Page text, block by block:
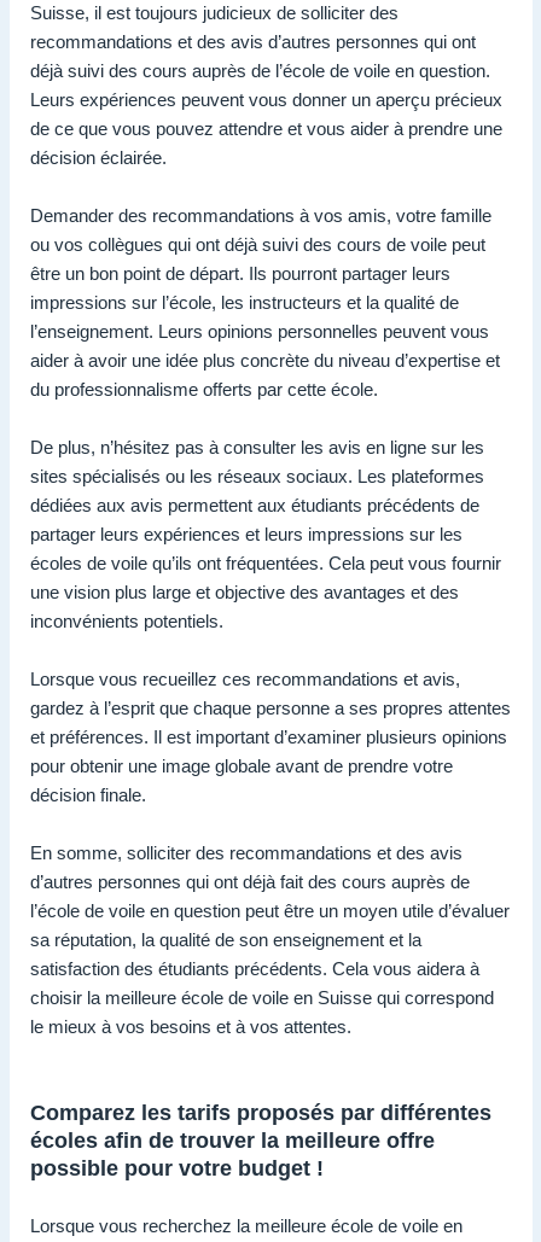
Suisse, il est toujours judicieux de solliciter des
recommandations et des avis d’autres personnes qui ont
déjà suivi des cours auprès de l’école de voile en question.
Leurs expériences peuvent vous donner un aperçu précieux
de ce que vous pouvez attendre et vous aider à prendre une
décision éclairée.
Demander des recommandations à vos amis, votre famille
ou vos collègues qui ont déjà suivi des cours de voile peut
être un bon point de départ. Ils pourront partager leurs
impressions sur l’école, les instructeurs et la qualité de
l’enseignement. Leurs opinions personnelles peuvent vous
aider à avoir une idée plus concrète du niveau d’expertise et
du professionnalisme offerts par cette école.
De plus, n’hésitez pas à consulter les avis en ligne sur les
sites spécialisés ou les réseaux sociaux. Les plateformes
dédiées aux avis permettent aux étudiants précédents de
partager leurs expériences et leurs impressions sur les
écoles de voile qu’ils ont fréquentées. Cela peut vous fournir
une vision plus large et objective des avantages et des
inconvénients potentiels.
Lorsque vous recueillez ces recommandations et avis,
gardez à l’esprit que chaque personne a ses propres attentes
et préférences. Il est important d’examiner plusieurs opinions
pour obtenir une image globale avant de prendre votre
décision finale.
En somme, solliciter des recommandations et des avis
d’autres personnes qui ont déjà fait des cours auprès de
l’école de voile en question peut être un moyen utile d’évaluer
sa réputation, la qualité de son enseignement et la
satisfaction des étudiants précédents. Cela vous aidera à
choisir la meilleure école de voile en Suisse qui correspond
le mieux à vos besoins et à vos attentes.
Comparez les tarifs proposés par différentes
écoles afin de trouver la meilleure offre
possible pour votre budget !
Lorsque vous recherchez la meilleure école de voile en